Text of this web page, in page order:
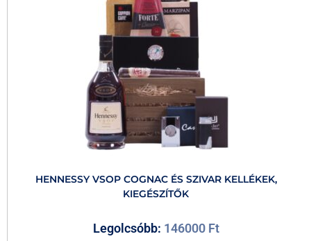
HENNESSY VSOP COGNAC ÉS SZIVAR KELLÉKEK,
KIEGÉSZÍTŐK
Legolcsóbb: 146000 Ft